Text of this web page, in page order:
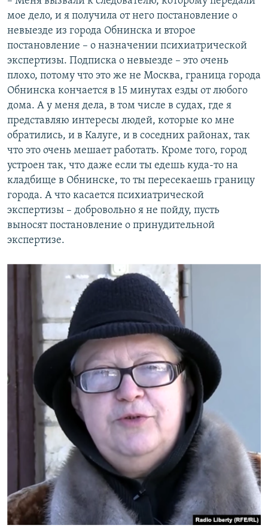
мое дело, и я получила от него постановление о
невыезде из города Обнинска и второе
постановление – о назначении психиатрической
экспертизы. Подписка о невыезде – это очень
плохо, потому что это же не Москва, граница города
Обнинска кончается в 15 минутах езды от любого
дома. А у меня дела, в том числе в судах, где я
представляю интересы людей, которые ко мне
обратились, и в Калуге, и в соседних районах, так
что это очень мешает работать. Кроме того, город
устроен так, что даже если ты едешь куда-то на
кладбище в Обнинске, то ты пересекаешь границу
города. А что касается психиатрической
экспертизы – добровольно я не пойду, пусть
выносят постановление о принудительной
экспертизе.